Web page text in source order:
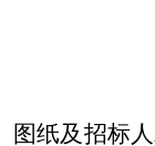
图纸及招标